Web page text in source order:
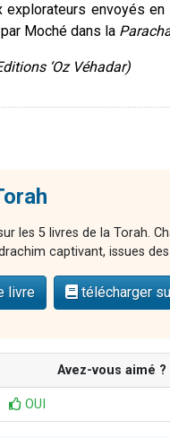
explorateurs envoyés en
Moché dans la
‘Oz Véhadar)
les 5 livres de la Torah.
captivant, issues
livre télécharger
Avez-vous aimé ?
OUI